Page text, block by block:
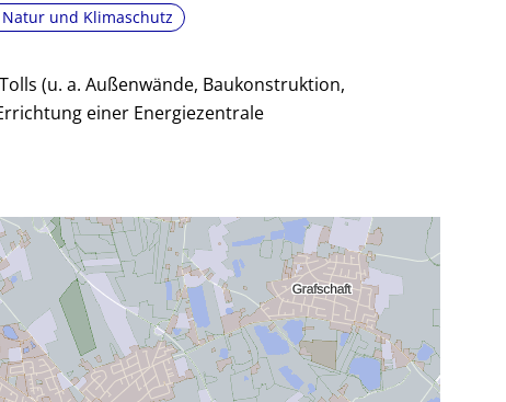
und Klimaschutz
(u. a. Außenwände, Baukonstruktion,
einer Energiezentrale